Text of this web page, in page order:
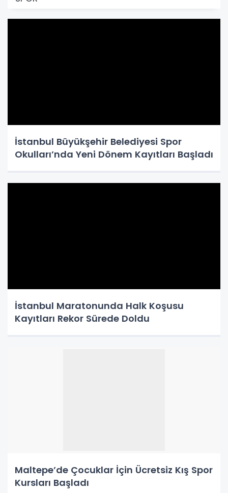
İstanbul Büyükşehir Belediyesi Spor
Okulları’nda Yeni Dönem Kayıtları Başladı
İstanbul Maratonunda Halk Koşusu
Kayıtları Rekor Sürede Doldu
Maltepe’de Çocuklar İçin Ücretsiz Kış Spor
Kursları Başladı